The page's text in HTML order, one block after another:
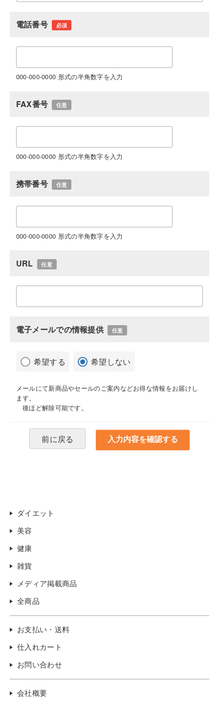
電話番号 必須
000-000-0000 形式の半角数字を入力
FAX番号 任意
000-000-0000 形式の半角数字を入力
携帯番号 任意
000-000-0000 形式の半角数字を入力
URL 任意
電子メールでの情報提供 任意
希望する 希望しない
メールにて新商品やセールのご案内などお得な情報をお届けし
ます。
後ほど解除可能です。
前に戻る
ダイエット
美容
健康
雑貨
メディア掲載商品
全商品
お支払い・送料
仕入れカート
お問い合わせ
会社概要